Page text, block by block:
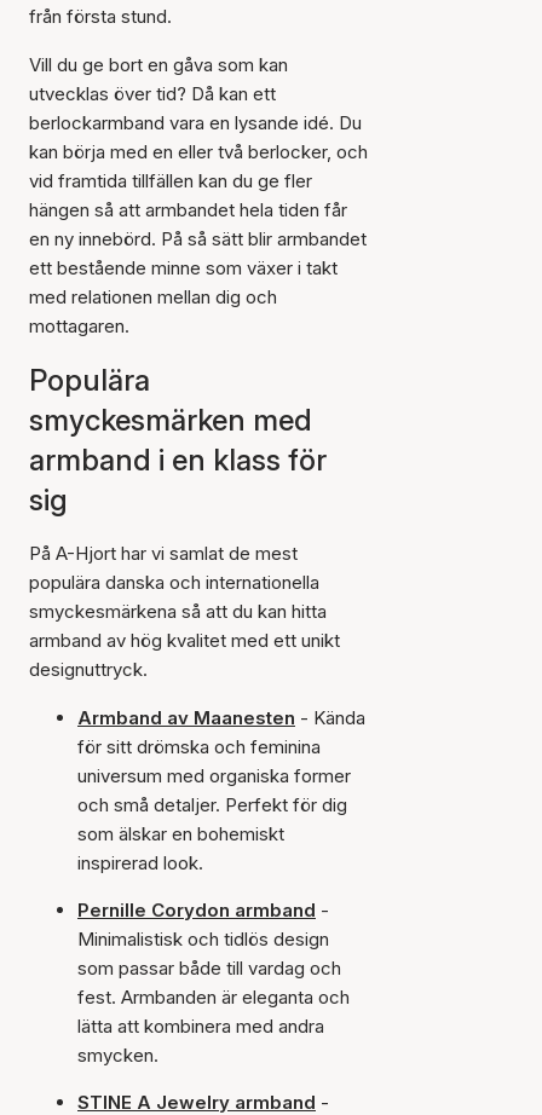
från första stund.
Vill du ge bort en gåva som kan
utvecklas över tid? Då kan ett
berlockarmband vara en lysande idé. Du
kan börja med en eller två berlocker, och
vid framtida tillfällen kan du ge fler
hängen så att armbandet hela tiden får
en ny innebörd. På så sätt blir armbandet
ett bestående minne som växer i takt
med relationen mellan dig och
mottagaren.
Populära
smyckesmärken med
armband i en klass för
sig
På A-Hjort har vi samlat de mest
populära danska och internationella
smyckesmärkena så att du kan hitta
armband av hög kvalitet med ett unikt
designuttryck.
Armband av Maanesten - Kända
för sitt drömska och feminina
universum med organiska former
och små detaljer. Perfekt för dig
som älskar en bohemiskt
inspirerad look.
Pernille Corydon armband -
Minimalistisk och tidlös design
som passar både till vardag och
fest. Armbanden är eleganta och
lätta att kombinera med andra
smycken.
STINE A Jewelry armband -